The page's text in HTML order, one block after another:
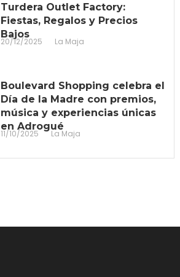
Turdera Outlet Factory:
Fiestas, Regalos y Precios
Bajos
20/12/2025 La Maja
Boulevard Shopping celebra el
Día de la Madre con premios,
música y experiencias únicas
en Adrogué
11/10/2025 La Maja